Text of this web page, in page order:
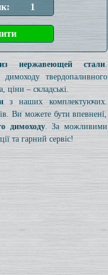
нержавеющей стали.
димоходу твердопаливного
ціни – складські.
з наших комплектуючих.
Ви можете бути впевнені,
димоходу. За можливими
та гарний сервіс!